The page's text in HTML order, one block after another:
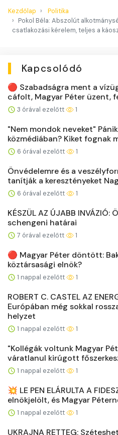
Kezdőlap
Politika
Pokol Béla: Abszolút
csatlakozási kérelem, teljes a
Kapcsolódó
🔴 Szabadságra ment a
cáfolt, Magyar Péter üzent,
3 órával ezelőtt 1
"Nem mondok neveket"
közmédiában? Kiket fognak
6 órával ezelőtt 1
Önvédelemre és a
tanítják a keresztényeket
6 órával ezelőtt 1
KÉSZÜL AZ ÚJABB
schengeni határai
7 órával ezelőtt 1
🔴 Magyar Péter döntött:
köztársasági elnök?
1 nappal ezelőtt 1
ROBERT C. CASTEL AZ
Európában még sokkal
helyzet
1 nappal ezelőtt 1
"Kollégák voltunk Magyar
váratlanul kirúgott
1 nappal ezelőtt 1
💥 LE PEN ELÁRULTA A
elnökjelölt, és Magyar
1 nappal ezelőtt 1
UKRAJNA RETTEG: